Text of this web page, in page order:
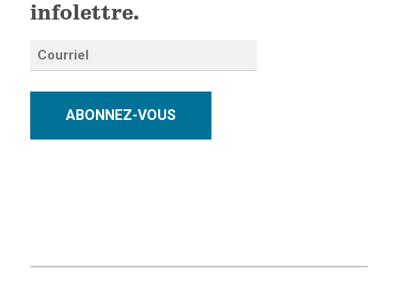
infolettre.
ABONNEZ-VOUS